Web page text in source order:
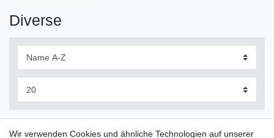
Diverse
Wir verwenden Cookies und ähnliche Technologien auf unserer